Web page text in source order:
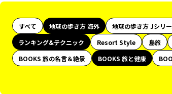
すべて 地球の歩き方 海外 地球の歩き方 Jシリー
ランキング&テクニック
Resort Style 島旅
BOOKS 旅の名言＆絶景
BOOKS 旅と健康